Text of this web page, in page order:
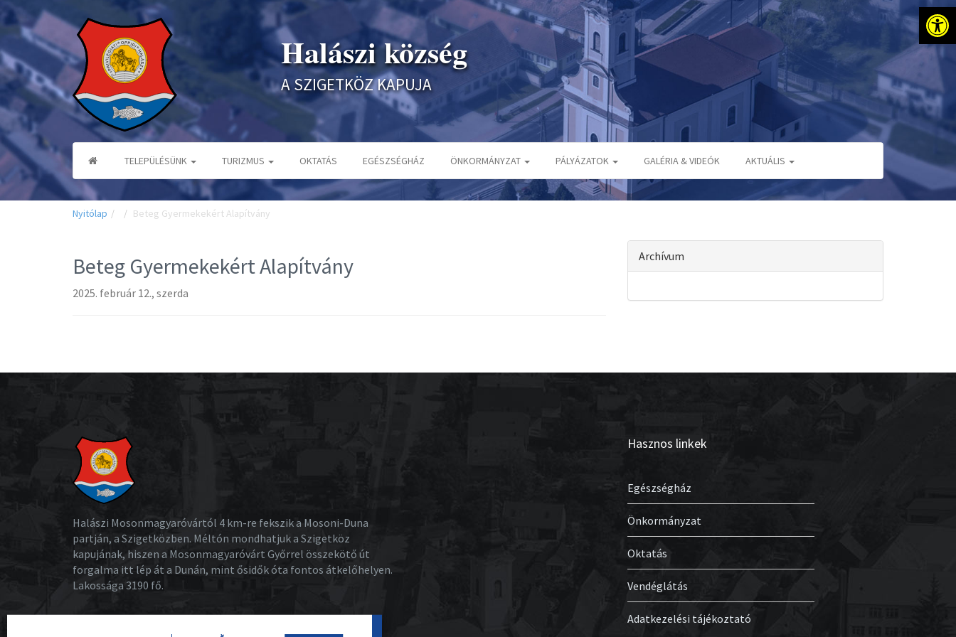
Halászi község
A SZIGETKÖZ KAPUJA
TELEPÜLÉSÜNK TURIZMUS OKTATÁS EGÉSZSÉGHÁZ ÖNKORMÁNYZAT PÁLYÁZATOK GALÉRIA & VIDEÓK AKTUÁLIS
Nyitólap Beteg Gyermekekért Alapítvány
Beteg Gyermekekért Alapítvány
2025. február 12., szerda
Archívum
Halászi Mosonmagyaróvártól 4 km-re fekszik a Mosoni-Duna
partján, a Szigetközben. Méltón mondhatjuk a Szigetköz
kapujának, hiszen a Mosonmagyaróvárt Győrrel összekötő út
forgalma itt lép át a Dunán, mint ősidők óta fontos átkelőhelyen.
Lakossága 3190 fő.
Hasznos linkek
Egészségház
Önkormányzat
Oktatás
Vendéglátás
Adatkezelési tájékoztató